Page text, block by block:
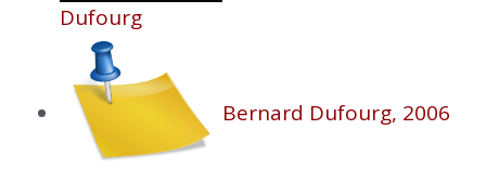
Dufourg
Bernard Dufourg, 2006